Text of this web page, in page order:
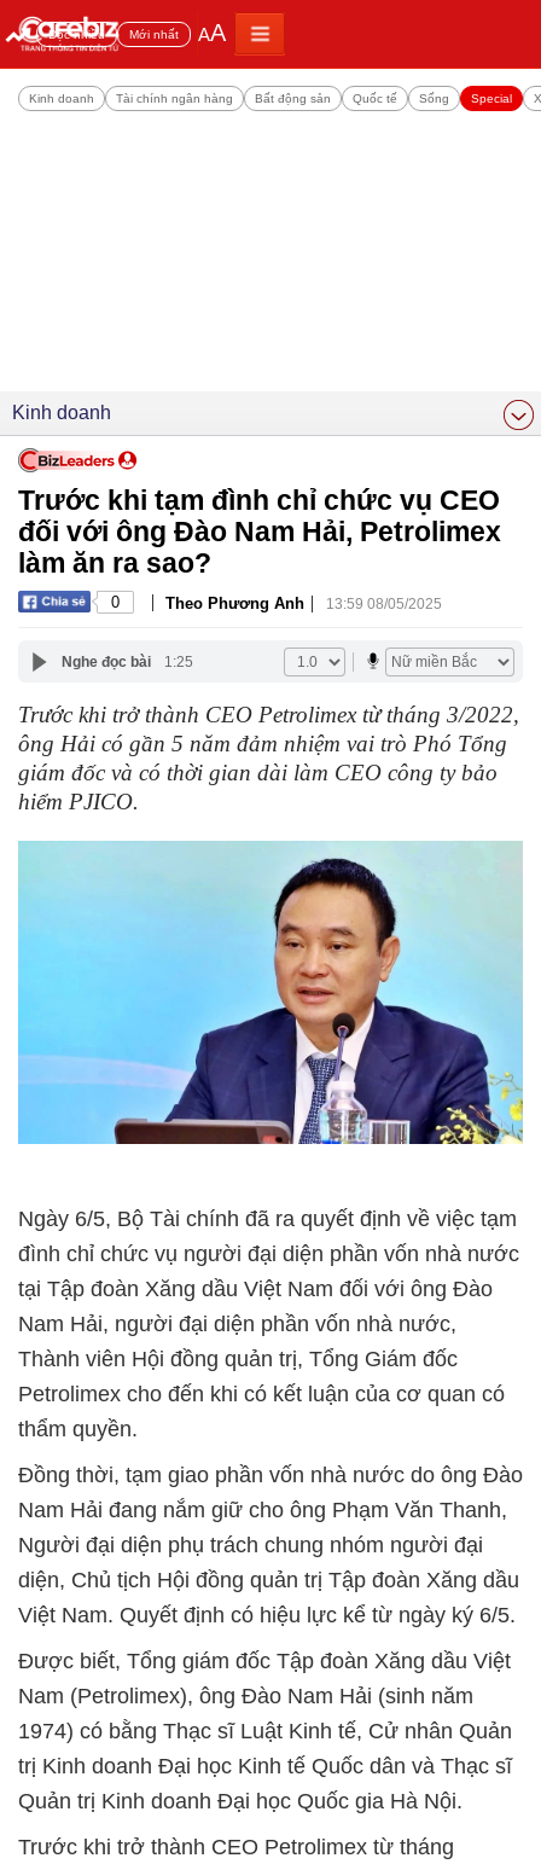
Đọc nhiều Mới nhất AA
Kinh doanh Tài chính ngân hàng Bất động sản Quốc tế Sống Special
Kinh doanh
Trước khi tạm đình chỉ chức vụ CEO
đối với ông Đào Nam Hải, Petrolimex
làm ăn ra sao?
0 | Theo Phương Anh | 13:59 08/05/2025
Nghe đọc bài 1:25
Trước khi trở thành CEO Petrolimex từ tháng 3/2022,
ông Hải có gần 5 năm đảm nhiệm vai trò Phó Tổng
giám đốc và có thời gian dài làm CEO công ty bảo
hiểm PJICO.
Ngày 6/5, Bộ Tài chính đã ra quyết định về việc tạm
đình chỉ chức vụ người đại diện phần vốn nhà nước
tại Tập đoàn Xăng dầu Việt Nam đối với ông Đào
Nam Hải, người đại diện phần vốn nhà nước,
Thành viên Hội đồng quản trị, Tổng Giám đốc
Petrolimex cho đến khi có kết luận của cơ quan có
thẩm quyền.
Đồng thời, tạm giao phần vốn nhà nước do ông Đào
Nam Hải đang nắm giữ cho ông Phạm Văn Thanh,
Người đại diện phụ trách chung nhóm người đại
diện, Chủ tịch Hội đồng quản trị Tập đoàn Xăng dầu
Việt Nam. Quyết định có hiệu lực kể từ ngày ký 6/5.
Được biết, Tổng giám đốc Tập đoàn Xăng dầu Việt
Nam (Petrolimex), ông Đào Nam Hải (sinh năm
1974) có bằng Thạc sĩ Luật Kinh tế, Cử nhân Quản
trị Kinh doanh Đại học Kinh tế Quốc dân và Thạc sĩ
Quản trị Kinh doanh Đại học Quốc gia Hà Nội.
Trước khi trở thành CEO Petrolimex từ tháng